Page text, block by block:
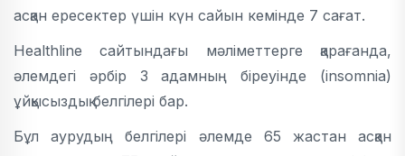
асқан ересектер үшін күн сайын кемінде 7 сағат.
Healthline сайтындағы мәліметтерге қарағанда,
әлемдегі әрбір 3 адамның біреуінде (insomnia)
ұйқысыздық белгілері бар.
Бұл аурудың белгілері әлемде 65 жастан асқан